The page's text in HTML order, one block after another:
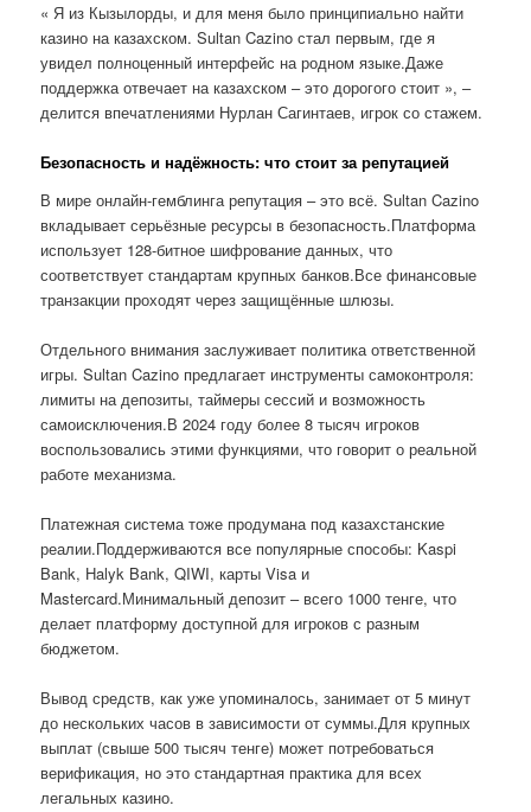
« Я из Кызылорды, и для меня было принципиально найти
казино на казахском. Sultan Cazino стал первым, где я
увидел полноценный интерфейс на родном языке.Даже
поддержка отвечает на казахском – это дорогого стоит », –
делится впечатлениями Нурлан Сагинтаев, игрок со стажем.
Безопасность и надёжность: что стоит за репутацией
В мире онлайн-гемблинга репутация – это всё. Sultan Cazino
вкладывает серьёзные ресурсы в безопасность.Платформа
использует 128-битное шифрование данных, что
соответствует стандартам крупных банков.Все финансовые
транзакции проходят через защищённые шлюзы.
Отдельного внимания заслуживает политика ответственной
игры. Sultan Cazino предлагает инструменты самоконтроля:
лимиты на депозиты, таймеры сессий и возможность
самоисключения.В 2024 году более 8 тысяч игроков
воспользовались этими функциями, что говорит о реальной
работе механизма.
Платежная система тоже продумана под казахстанские
реалии.Поддерживаются все популярные способы: Kaspi
Bank, Halyk Bank, QIWI, карты Visa и
Mastercard.Минимальный депозит – всего 1000 тенге, что
делает платформу доступной для игроков с разным
бюджетом.
Вывод средств, как уже упоминалось, занимает от 5 минут
до нескольких часов в зависимости от суммы.Для крупных
выплат (свыше 500 тысяч тенге) может потребоваться
верификация, но это стандартная практика для всех
легальных казино.